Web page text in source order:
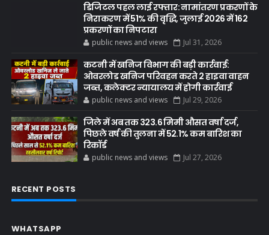
डिजिटल पहल लाई रफ्तार: नामांतरण प्रकरणों के
निराकरण में 51% की वृद्धि, जुलाई 2026 में 162
प्रकरणों का निपटारा
public news and views Jul 31, 2026
कटनी में खनिज विभाग की बड़ी कार्रवाई:
ओवरलोड खनिज परिवहन करते 2 हाइवा वाहन
जब्त, कलेक्टर न्यायालय में होगी कार्रवाई
public news and views Jul 29, 2026
जिले में अब तक 323.6 मिमी औसत वर्षा दर्ज,
पिछले वर्ष की तुलना में 52.1% कम बारिश का
रिकॉर्ड
public news and views Jul 27, 2026
RECENT POSTS
WHATSAPP